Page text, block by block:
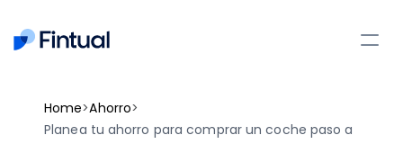
Home>Ahorro>
Planea tu ahorro para comprar un coche paso a